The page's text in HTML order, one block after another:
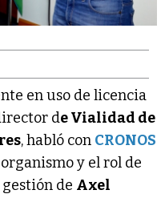
en uso de licencia
de Vialidad de
, habló con CRONOS
y el rol de
de Axel